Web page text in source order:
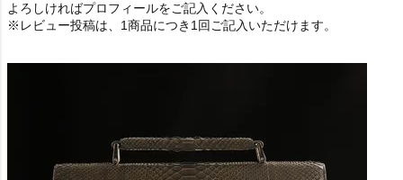
よろしければプロフィールをご記入ください。
※レビュー投稿は、1商品につき1回ご記入いただけます。